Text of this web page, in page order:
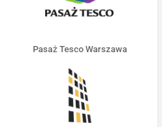
Pasaż Tesco Warszawa